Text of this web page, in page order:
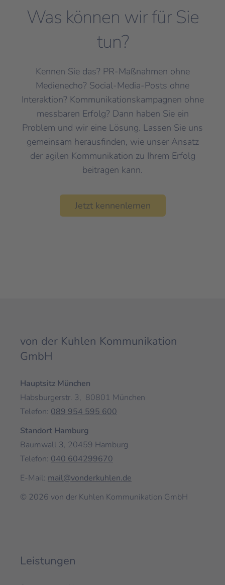
Was können wir für Sie
tun?
Kennen Sie das? PR-Maßnahmen ohne
Medienecho? Social-Media-Posts ohne
Interaktion? Kommunikationskampagnen ohne
messbaren Erfolg? Dann haben Sie ein
Problem und wir eine Lösung. Lassen Sie uns
gemeinsam herausfinden, wie unser Ansatz
der agilen Kommunikation zu Ihrem Erfolg
beitragen kann.
Jetzt kennenlernen
von der Kuhlen Kommunikation
GmbH
Hauptsitz München
Habsburgerstr. 3, 80801 München
Telefon: 089 954 595 600
Standort Hamburg
Baumwall 3, 20459 Hamburg
Telefon: 040 604299670
E-Mail: mail@vonderkuhlen.de
© 2026 von der Kuhlen Kommunikation GmbH
Leistungen